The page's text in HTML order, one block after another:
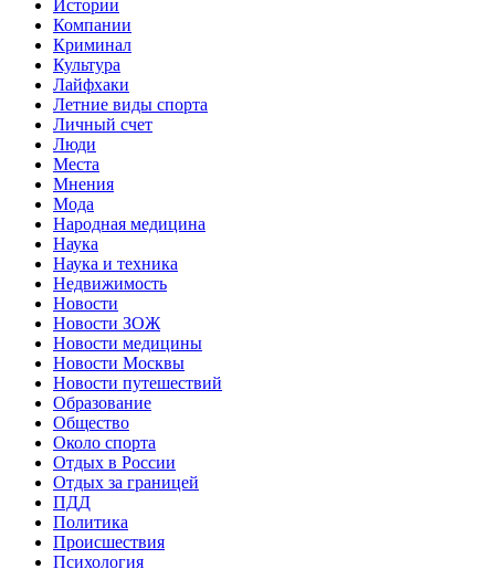
Истории
Компании
Криминал
Культура
Лайфхаки
Летние виды спорта
Личный счет
Люди
Места
Мнения
Мода
Народная медицина
Наука
Наука и техника
Недвижимость
Новости
Новости ЗОЖ
Новости медицины
Новости Москвы
Новости путешествий
Образование
Общество
Около спорта
Отдых в России
Отдых за границей
ПДД
Политика
Происшествия
Психология